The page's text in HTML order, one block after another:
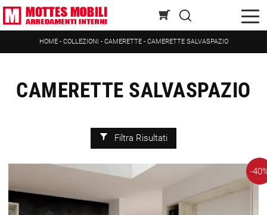
HOME- COLLEZIONI - CAMERETTE- CAMERETTE SALVASPAZIO
CAMERETTE SALVASPAZIO
Filtra Risultati
-